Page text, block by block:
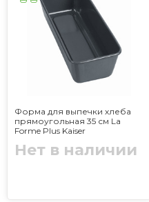
Форма для выпечки хлеба
прямоугольная 35 см La
Forme Plus Kaiser
Нет в наличии